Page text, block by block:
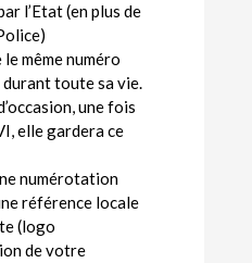
l’Etat (en plus de
même numéro
toute sa vie.
une fois
elle gardera ce
numérotation
référence locale
(logo
de votre